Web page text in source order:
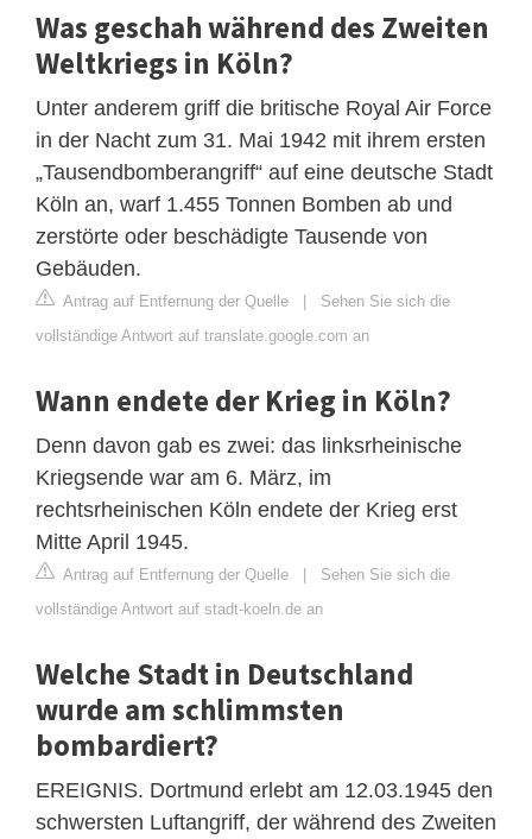
Was geschah während des Zweiten
Weltkriegs in Köln?
Unter anderem griff die britische Royal Air Force
in der Nacht zum 31. Mai 1942 mit ihrem ersten
„Tausendbomberangriff“ auf eine deutsche Stadt
Köln an, warf 1.455 Tonnen Bomben ab und
zerstörte oder beschädigte Tausende von
Gebäuden.
Antrag auf Entfernung der Quelle | Sehen Sie sich die
vollständige Antwort auf translate.google.com an
Wann endete der Krieg in Köln?
Denn davon gab es zwei: das linksrheinische
Kriegsende war am 6. März, im
rechtsrheinischen Köln endete der Krieg erst
Mitte April 1945.
Antrag auf Entfernung der Quelle | Sehen Sie sich die
vollständige Antwort auf stadt-koeln.de an
Welche Stadt in Deutschland
wurde am schlimmsten
bombardiert?
EREIGNIS. Dortmund erlebt am 12.03.1945 den
schwersten Luftangriff, der während des Zweiten